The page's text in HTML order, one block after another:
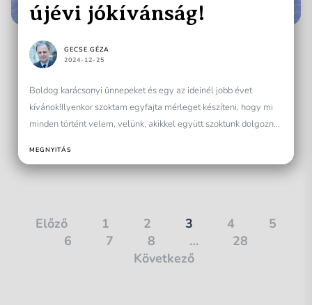
újévi jókívánság!
GECSE GÉZA
2024-12-25
Boldog karácsonyi ünnepeket és egy az ideinél jobb évet
kívánok!Ilyenkor szoktam egyfajta mérleget készíteni, hogy mi
minden történt velem, velünk, akikkel együtt szoktunk dolgozni.
MEGNYITÁS
Bejegyzések
lapozása
Előző 1 2 3 4
5
6
7 8 …
28
Következő